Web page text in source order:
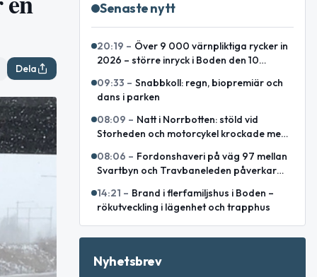
Dela
Senaste nytt
20:19 – Över 9 000 värnpliktiga rycker in
2026 – större inryck i Boden den 10
09:33 – Snabbkoll: regn, biopremiär och
dans i parken
08:09 – Natt i Norrbotten: stöld vid
Storheden och motorcykel krockade med
08:06 – Fordonshaveri på väg 97 mellan
Svartbyn och Travbaneleden påverkar
14:21 – Brand i flerfamiljshus i Boden –
rökutveckling i lägenhet och trapphus
Nyhetsbrev